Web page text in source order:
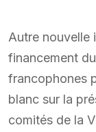
Autre nouvelle
financement
francophones
blanc sur la
comités de la